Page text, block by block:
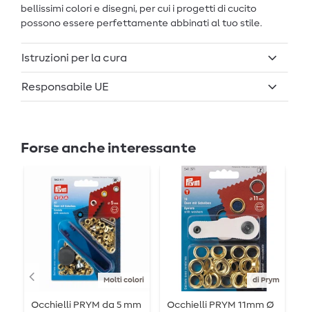
bellissimi colori e disegni, per cui i progetti di cucito
possono essere perfettamente abbinati al tuo stile.
Istruzioni per la cura
Responsabile UE
Forse anche interessante
Molti colori
Occhielli PRYM da 5 mm
di Prym
Occhielli PRYM 11mm Ø